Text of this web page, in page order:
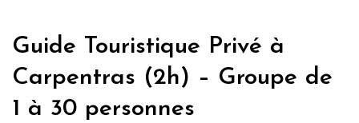
Guide Touristique Privé à
Carpentras (2h) – Groupe de
1 à 30 personnes